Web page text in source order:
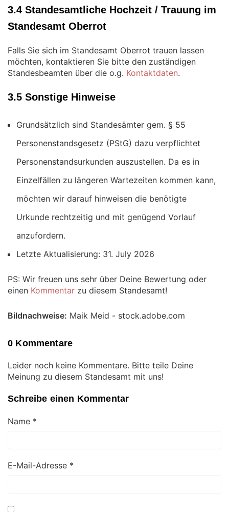
3.4 Standesamtliche Hochzeit / Trauung im
Standesamt Oberrot
Falls Sie sich im Standesamt Oberrot trauen lassen
möchten, kontaktieren Sie bitte den zuständigen
Standesbeamten über die o.g. Kontaktdaten.
3.5 Sonstige Hinweise
Grundsätzlich sind Standesämter gem. § 55
Personenstandsgesetz (PStG) dazu verpflichtet
Personenstandsurkunden auszustellen. Da es in
Einzelfällen zu längeren Wartezeiten kommen kann,
möchten wir darauf hinweisen die benötigte
Urkunde rechtzeitig und mit genügend Vorlauf
anzufordern.
Letzte Aktualisierung: 31. July 2026
PS: Wir freuen uns sehr über Deine Bewertung oder
einen Kommentar zu diesem Standesamt!
Bildnachweise: Maik Meid - stock.adobe.com
0 Kommentare
Leider noch keine Kommentare. Bitte teile Deine
Meinung zu diesem Standesamt mit uns!
Schreibe einen Kommentar
Name *
E-Mail-Adresse *